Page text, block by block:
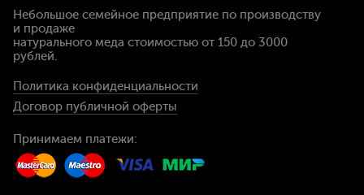
Небольшое семейное предприятие по производству
и продаже
натурального меда стоимостью от 150 до 3000
рублей.
Политика конфиденциальности
Договор публичной оферты
Принимаем платежи: